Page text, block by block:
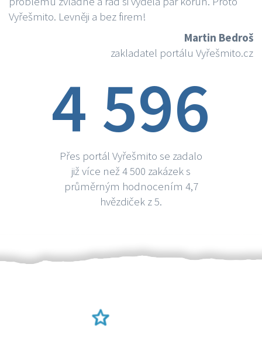
Vyřešmito. Levněji a bez firem!
Martin Bedroš
zakladatel portálu Vyřešmito.cz
4 596
Přes portál Vyřešmito se zadalo
již více než 4 500 zakázek s
průměrným hodnocením 4,7
hvězdiček z 5.